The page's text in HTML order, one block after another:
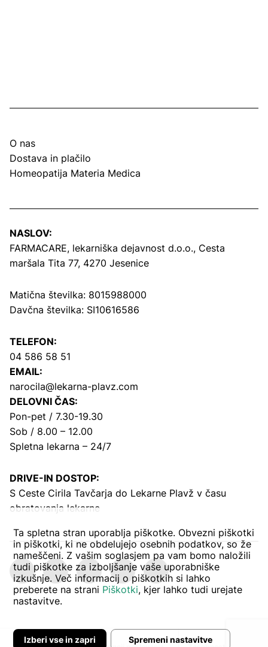
O nas
Dostava in plačilo
Homeopatija Materia Medica
NASLOV:
FARMACARE, lekarniška dejavnost d.o.o., Cesta
maršala Tita 77, 4270 Jesenice
Matična številka: 8015988000
Davčna številka: SI10616586
TELEFON:
04 586 58 51
EMAIL:
narocila@lekarna-plavz.com
DELOVNI ČAS:
Pon-pet / 7.30-19.30
Sob / 8.00 – 12.00
Spletna lekarna – 24/7
DRIVE-IN DOSTOP:
S Ceste Cirila Tavčarja do Lekarne Plavž v času
obratovanja lekarne
Ta spletna stran uporablja piškotke. Obvezni piškotki
in piškotki, ki ne obdelujejo osebnih podatkov, so že
nameščeni. Z vašim soglasjem pa vam bomo naložili
tudi piškotke za izboljšanje vaše uporabniške
izkušnje. Več informacij o piškotkih si lahko
preberete na strani Piškotki, kjer lahko tudi urejate
nastavitve.
Spremeni nastavitve
Izberi vse in zapri